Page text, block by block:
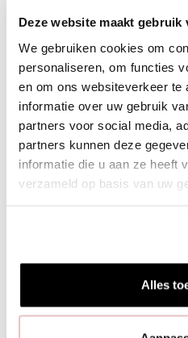
Deze website maakt gebruik
We gebruiken cookies om
personaliseren, om functies
en om ons websiteverkeer te
informatie over uw gebruik
partners voor social media,
partners kunnen deze
informatie die u aan ze heeft
verzameld op basis van uw
Alles
XXS XS S M
VOEG TOE
BIJPASSENDE